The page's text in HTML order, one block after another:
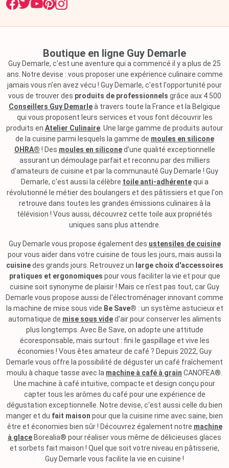
Boutique en ligne Guy Demarle
Guy Demarle, c'est une aventure qui a commencé il y a plus de 25
ans. Notre devise : vous proposer une expérience culinaire comme
jamais vous n'en avez vécu ! Guy Demarle, c'est l'opportunité pour
vous de trouver des produits de professionnels grâce aux 4 500
Conseillers Guy Demarleà travers toute la France et la Belgique
qui vous proposent leurs services et vous font découvrir les
produits en Atelier Culinaire. Une large gamme de produits autour
de la cuisine parmi lesquels la gamme de moules en silicone
OHRA® ! Des moules en siliconed'une qualité exceptionnelle
assurant un démoulage parfait et reconnu par des milliers
d'amateurs de cuisine et par la communauté Guy Demarle ! Guy
Demarle, c'est aussi la célèbre toile anti-adhérentequi a
révolutionné le métier des boulangers et des pâtissiers et que l'on
retrouve dans toutes les grandes émissions culinaires à la
télévision ! Vous aussi, découvrez cette toile aux propriétés
uniques sans plus attendre.
Guy Demarle vous propose également des ustensiles de cuisine
pour vous aider dans votre cuisine de tous les jours, mais aussi la
cuisinedes grands jours. Retrouvez un large choix d'accessoires
pratiques et ergonomiques pour vous faciliter la vie et pour que
cuisine soit synonyme de plaisir ! Mais ce n'est pas tout, car Guy
Demarle vous propose aussi de l'électroménager innovant comme
la machine de mise sous vide Be Save® : un système astucieux et
automatique de mise sous vided'air pour conserver les aliments
plus longtemps. Avec Be Save, on adopte une attitude
écoresponsable, mais surtout : fini le gaspillage et vive les
économies ! Vous êtes amateur de café ? Depuis 2022, Guy
Demarle vous offre la possibilité de déguster un café fraîchement
moulu à chaque tasse avec la machine à café à grain CANOFEA®.
Une machine à café intuitive, compacte et design conçu pour
capter tous les arômes du café pour une expérience de
dégustation exceptionnelle. Notre devise, c'est aussi celle du bien
manger et du fait maison pour que la cuisine rime avec saine, bien
être et économies bien sûr ! Découvrez également notre machine
à glace Borealia® pour réaliser vous même de délicieuses glaces
et sorbets fait maison ! Quel que soit votre niveau en pâtisserie,
Guy Demarle vous facilite la vie en cuisine !